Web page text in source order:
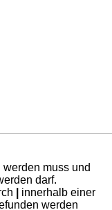
muss und
darf.
innerhalb einer
werden